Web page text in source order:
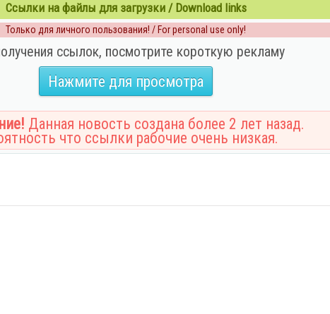
Ссылки на файлы для загрузки / Download links
Только для личного пользования! / For personal use only!
ссылок, посмотрите короткую рекламу
Нажмите для просмотра
Данная новость создана более 2 лет назад.
что ссылки рабочие очень низкая.